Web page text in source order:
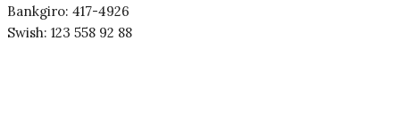
Bankgiro: 417-4926
Swish: 123 558 92 88